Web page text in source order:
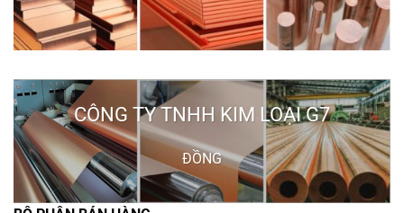
CÔNG TY TNHH KIM LOẠI G7
ĐỒNG